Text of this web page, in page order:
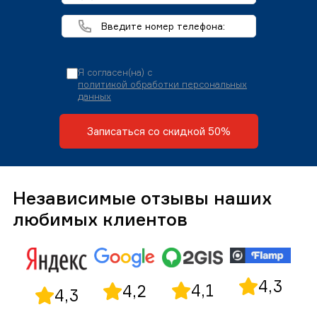
Я согласен(на) с
политикой обработки персональных
данных
Записаться со скидкой 50%
Независимые отзывы наших
любимых клиентов
4,3 4,2 4,1 4,3